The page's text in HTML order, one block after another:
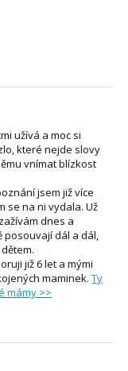
užívá a moc si
které nejde slovy
vnímat blízkost
jsem již více
se na ni vydala. Už
dnes a
posouvají dál a dál,
již 6 let a mými
maminek.Ty
mámy >>